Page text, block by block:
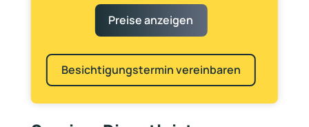
Preise anzeigen
Besichtigungstermin vereinbaren